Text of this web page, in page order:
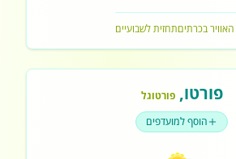
האוויר בכרתיםתחזית לשבועיים
פורטו,פורטוגל
הוסף למועדפים